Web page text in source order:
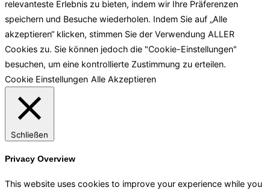
relevanteste Erlebnis zu bieten, indem wir Ihre Präferenzen
speichern und Besuche wiederholen. Indem Sie auf „Alle
akzeptieren“ klicken, stimmen Sie der Verwendung ALLER
Cookies zu. Sie können jedoch die "Cookie-Einstellungen"
besuchen, um eine kontrollierte Zustimmung zu erteilen.
Cookie Einstellungen Alle Akzeptieren
Schließen
Privacy Overview
This website uses cookies to improve your experience while you